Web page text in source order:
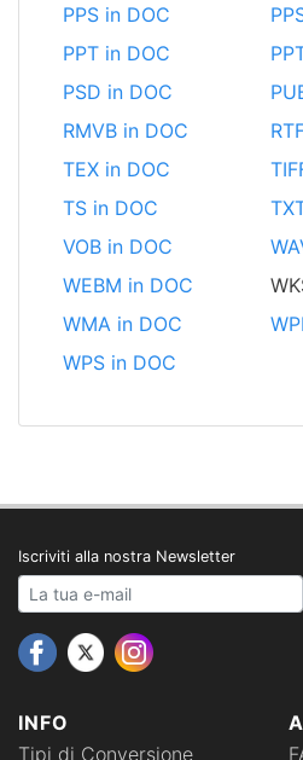
PPS in DOC
PPT in DOC
PSD in DOC
RMVB in DOC
TEX in DOC
TS in DOC
VOB in DOC
WEBM in DOC
WMA in DOC
WPS in DOC
INFO
Tipi di Conversione
Iscriviti alla nostra Newsletter
Your email address